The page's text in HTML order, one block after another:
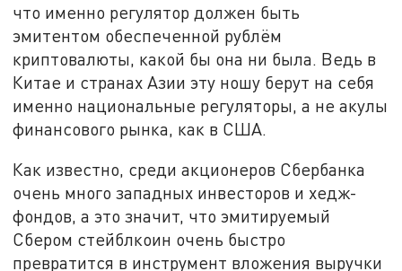
что именно регулятор должен быть
эмитентом обеспеченной рублём
криптовалюты, какой бы она ни была. Ведь в
Китае и странах Азии эту ношу берут на себя
именно национальные регуляторы, а не акулы
финансового рынка, как в США.
Как известно, среди акционеров Сбербанка
очень много западных инвесторов и хедж-
фондов, а это значит, что эмитируемый
Сбером стейблкоин очень быстро
превратится в инструмент вложения выручки